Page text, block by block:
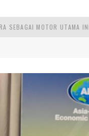
SEBAGAI MOTOR UTAMA
KEBUTUHAN DUNIA
DINAMIKA DUNIA KERJA,